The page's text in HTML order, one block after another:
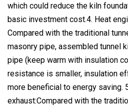
which could reduce the kiln
basic investment cost.4. Heat
Compared with the traditional
masonry pipe, assembled tunnel
pipe (keep warm with insulation
resistance is smaller, insulation
more beneficial to energy saving.
exhaust:Compared with the